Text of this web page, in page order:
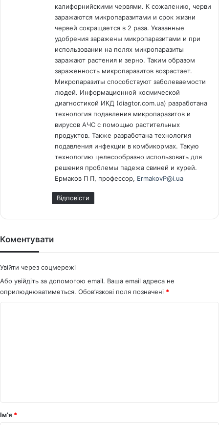
калифорнийскими червями. К сожалению, черви
заражаются микропаразитами и срок жизни
червей сокращается в 2 раза. Указанные
удобрения заражены микропаразитами и при
использовании на полях микропаразиты
заражают растения и зерно. Таким образом
зараженность микропаразитов возрастает.
Микропаразиты способствуют заболеваемости
людей. Информационной космической
диагностикой ИКД (diagtor.com.ua) разработана
технология подавления микропаразитов и
вирусов АЧС с помощью растительных
продуктов. Также разработана технология
подавления инфекции в комбикормах. Такую
технологию целесообразно использовать для
решения проблемы падежа свиней и курей.
Ермаков П П, профессор, ErmakovP@i.ua
Відповіcти
Коментувати
Увійти через соцмережі
Або увійдіть за допомогою email. Ваша email адреса не
оприлюднюватиметься. Обов’язкові поля позначені *
рІм’я *